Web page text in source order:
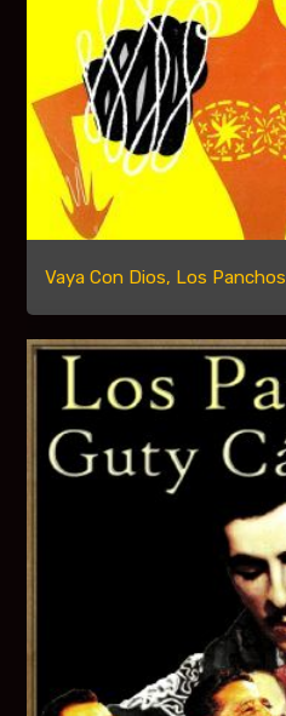
Vaya Con Dios, Los Panchos